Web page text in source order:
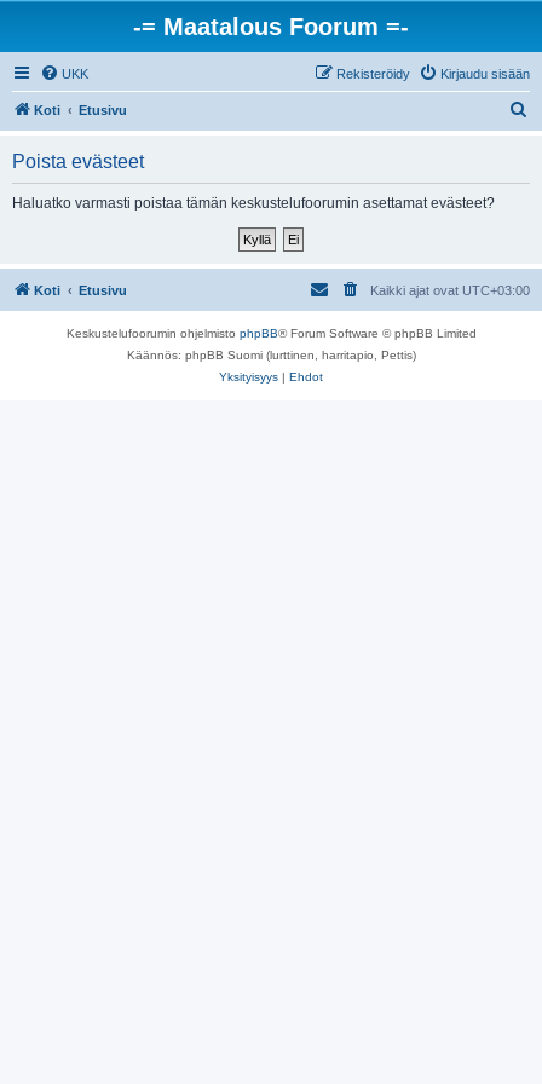
-= Maatalous Foorum =-
UKK Kirjaudu sisään
Rekisteröidy
Koti Etusivu
Poista evästeet
Haluatko varmasti poistaa tämän keskustelufoorumin asettamat evästeet?
Koti Etusivu Kaikki ajat ovat UTC+03:00
Keskustelufoorumin ohjelmisto phpBB® Forum Software © phpBB Limited
Käännös: phpBB Suomi (lurttinen, harritapio, Pettis)
Yksityisyys | Ehdot